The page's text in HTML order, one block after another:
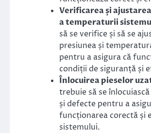
Verificarea și
a temperaturii
să se verifice și să se
presiunea și
pentru a asigura că
condiții de siguranță și
Înlocuirea pieselor
trebuie să se
și defecte pentru a
funcționarea corectă și
sistemului.